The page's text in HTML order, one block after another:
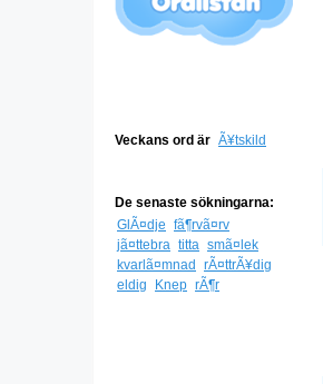
Veckans ord är Ã¥tskild
De senaste sökningarna:
GlÃ¤dje fã¶rvã¤rv
jã¤ttebra titta smã¤lek
kvarlã¤mnad
rÃ¤ttrÃ¥dig
eldig
Knep rÃ¶r